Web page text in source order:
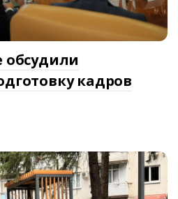
обсудили
кадров